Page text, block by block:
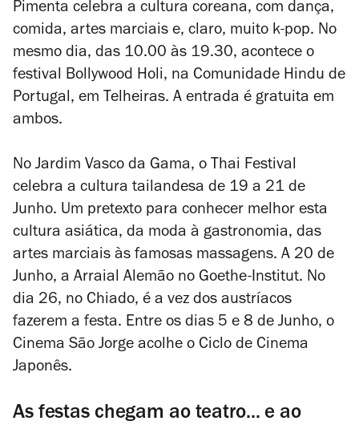
Pimenta celebra a cultura coreana, com dança,
comida, artes marciais e, claro, muito k-pop. No
mesmo dia, das 10.00 às 19.30, acontece o
festival Bollywood Holi, na Comunidade Hindu de
Portugal, em Telheiras. A entrada é gratuita em
ambos.
No Jardim Vasco da Gama, o Thai Festival
celebra a cultura tailandesa de 19 a 21 de
Junho. Um pretexto para conhecer melhor esta
cultura asiática, da moda à gastronomia, das
artes marciais às famosas massagens. A 20 de
Junho, a Arraial Alemão no Goethe-Institut. No
dia 26, no Chiado, é a vez dos austríacos
fazerem a festa. Entre os dias 5 e 8 de Junho, o
Cinema São Jorge acolhe o Ciclo de Cinema
Japonês.
As festas chegam ao teatro... e ao